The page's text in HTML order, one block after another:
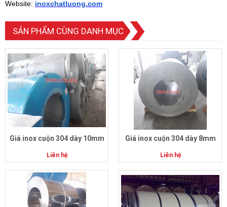
Website: inoxchatluong.com
SẢN PHẨM CÙNG DANH MỤC
Giá inox cuộn 304 dày 10mm
Liên hệ
Giá inox cuộn 304 dày 8mm
Liên hệ